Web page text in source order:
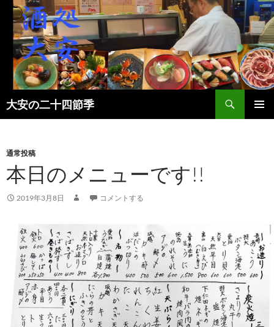
大安の二十四節季
検
索
ン
へ
キ
通常投稿
本日のメニューです!!
2019年3月8日 コメントする